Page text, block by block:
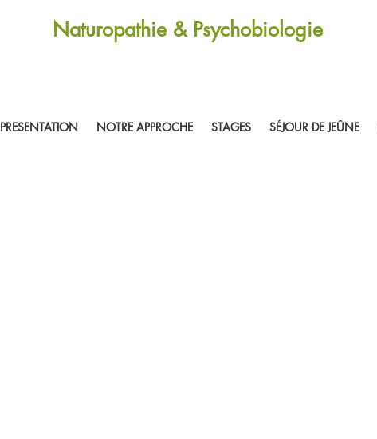
Naturopathie & Psychobiologie
PRESENTATION NOTRE APPROCHE STAGES SÉJOUR DE JEÛNE